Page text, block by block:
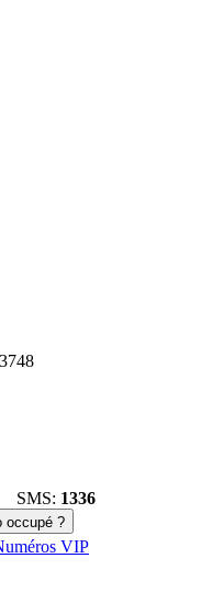
SMS: 1336
occupé ?
VIP